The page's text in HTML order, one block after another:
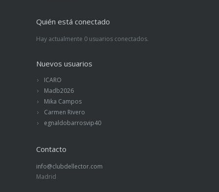
Quién está conectado
Hay actualmente 0 usuarios conectados.
Nuevos usuarios
ICARO
Madb2026
Mika Campos
Carmen Rivero
egnaldobarrosvip40
Contacto
info@clubdellector.com
Madrid